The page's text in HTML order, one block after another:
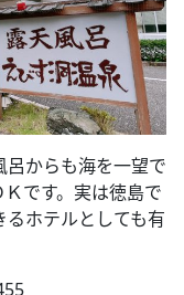
からも海を一望で
です。実は徳島で
ホテルとしても有